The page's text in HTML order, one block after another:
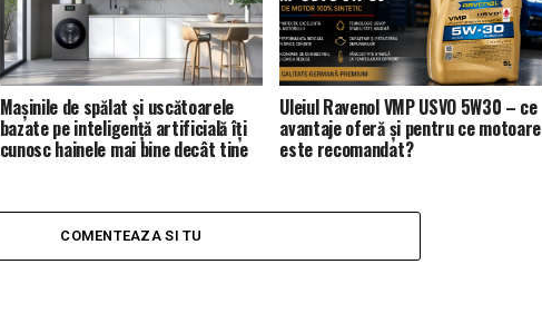
Mașinile de spălat și uscătoarele
bazate pe inteligență artificială îți
cunosc hainele mai bine decât tine
Uleiul Ravenol VMP USVO 5W30 – ce
avantaje oferă și pentru ce motoare
este recomandat?
COMENTEAZA SI TU